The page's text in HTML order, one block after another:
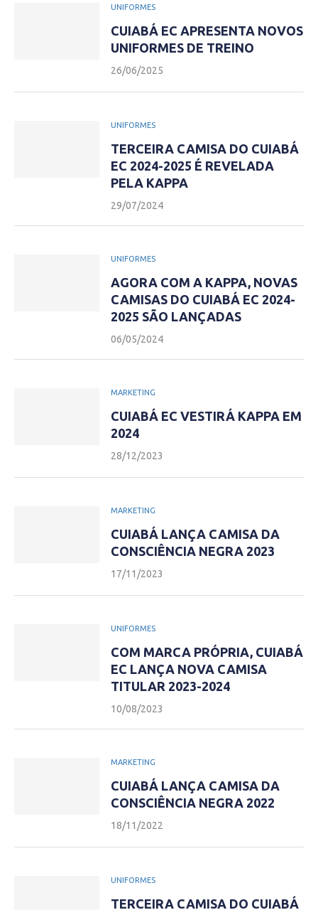
UNIFORMES
CUIABÁ EC APRESENTA NOVOS
UNIFORMES DE TREINO
26/06/2025
UNIFORMES
TERCEIRA CAMISA DO CUIABÁ
EC 2024-2025 É REVELADA
PELA KAPPA
29/07/2024
UNIFORMES
AGORA COM A KAPPA, NOVAS
CAMISAS DO CUIABÁ EC 2024-
2025 SÃO LANÇADAS
06/05/2024
MARKETING
CUIABÁ EC VESTIRÁ KAPPA EM
2024
28/12/2023
MARKETING
CUIABÁ LANÇA CAMISA DA
CONSCIÊNCIA NEGRA 2023
17/11/2023
UNIFORMES
COM MARCA PRÓPRIA, CUIABÁ
EC LANÇA NOVA CAMISA
TITULAR 2023-2024
10/08/2023
MARKETING
CUIABÁ LANÇA CAMISA DA
CONSCIÊNCIA NEGRA 2022
18/11/2022
UNIFORMES
TERCEIRA CAMISA DO CUIABÁ